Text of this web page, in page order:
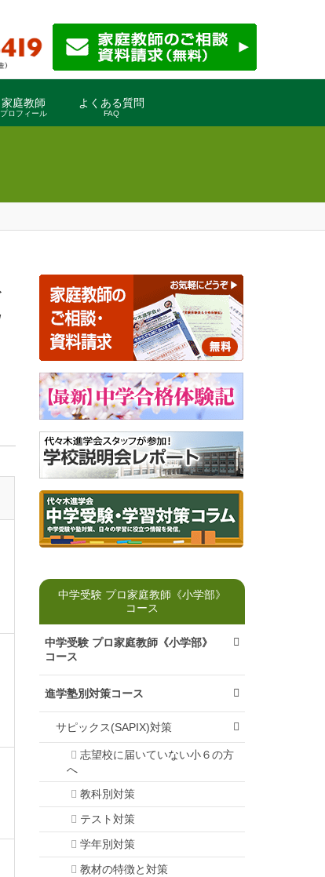
家庭教師
プロフィール
よくある質問
FAQ
中学受験 プロ家庭教師《小学部》
コース
中学受験 プロ家庭教師《小学部》
コース
進学塾別対策コース
サピックス(SAPIX)対策
志望校に届いていない小６の方
へ
教科別対策
テスト対策
学年別対策
教材の特徴と対策